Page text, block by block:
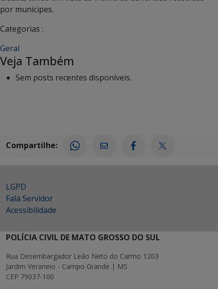
por munícipes.
Categorias :
Geral
Veja Também
Sem posts recentes disponíveis.
Compartilhe:
LGPD
Fala Servidor
Acessibilidade
POLÍCIA CIVIL DE MATO GROSSO DO SUL
Rua Desembargador Leão Neto do Carmo 1203
Jardim Veraneio - Campo Grande | MS
CEP 79037-100